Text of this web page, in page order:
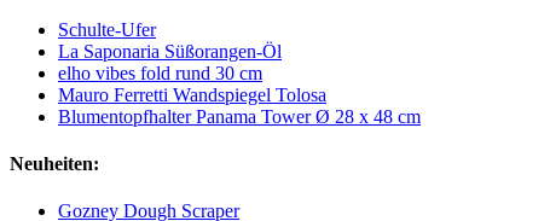
Schulte-Ufer
La Saponaria Süßorangen-Öl
elho vibes fold rund 30 cm
Mauro Ferretti Wandspiegel Tolosa
Blumentopfhalter Panama Tower Ø 28 x 48 cm
Neuheiten:
Gozney Dough Scraper